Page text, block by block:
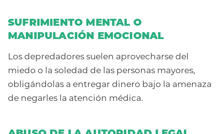
SUFRIMIENTO MENTAL O
MANIPULACIÓN EMOCIONAL
Los depredadores suelen aprovecharse del
miedo o la soledad de las personas mayores,
obligándolas a entregar dinero bajo la amenaza
de negarles la atención médica.